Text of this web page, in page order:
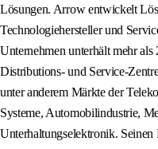
Lösungen. Arrow entwickelt
Technologiehersteller und
Unternehmen unterhält mehr
Distributions- und Service-
unter anderem Märkte der
Systeme, Automobilindustrie,
Unterhaltungselektronik.